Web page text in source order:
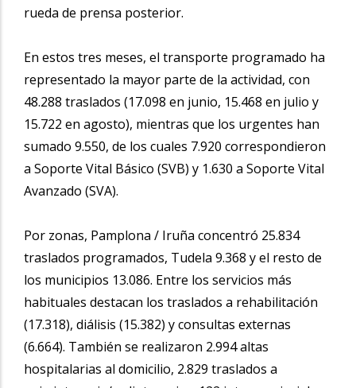
rueda de prensa posterior.
En estos tres meses, el transporte programado ha
representado la mayor parte de la actividad, con
48.288 traslados (17.098 en junio, 15.468 en julio y
15.722 en agosto), mientras que los urgentes han
sumado 9.550, de los cuales 7.920 correspondieron
a Soporte Vital Básico (SVB) y 1.630 a Soporte Vital
Avanzado (SVA).
Por zonas, Pamplona / Iruña concentró 25.834
traslados programados, Tudela 9.368 y el resto de
los municipios 13.086. Entre los servicios más
habituales destacan los traslados a rehabilitación
(17.318), diálisis (15.382) y consultas externas
(6.664). También se realizaron 2.994 altas
hospitalarias al domicilio, 2.829 traslados a